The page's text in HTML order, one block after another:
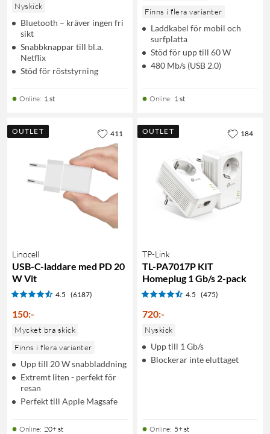
Nyskick
Bluetooth – kräver ingen fri
sikt
Snabbknappar till bl.a.
Netflix
Stöd för röststyrning
Online: 1 st
Finns i flera varianter
Laddkabel för mobil och
surfplatta
Stöd för upp till 60 W
480 Mb/s (USB 2.0)
Online: 1 st
OUTLET
Linocell
USB-C-laddare med PD 20
W Vit
4.5 (6187)
150:-
Mycket bra skick
Finns i flera varianter
Upp till 20 W snabbladdning
Extremt liten - perfekt för
resan
Perfekt till Apple Magsafe
Online: 20+ st
411 OUTLET
TP-Link
TL-PA7017P KIT
Homeplug 1 Gb/s 2-pack
4.5 (475)
720:-
Nyskick
Upp till 1 Gb/s
Blockerar inte eluttaget
Online: 5+ st
184